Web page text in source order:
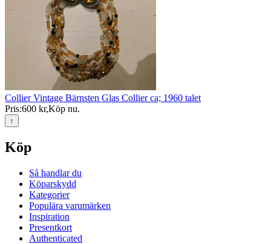
Collier Vintage Bärnsten Glas Collier ca; 1960 talet
Pris:600 kr,Köp nu.
↑
Köp
Så handlar du
Köparskydd
Kategorier
Populära varumärken
Inspiration
Presentkort
Authenticated